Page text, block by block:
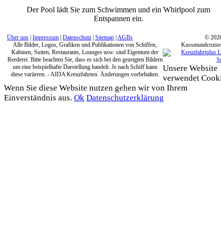
Der Pool lädt Sie zum Schwimmen und ein Whirlpool zum
Entspannen ein.
Über uns | Impressum | Datenschutz | Sitemap | AGBs
Alle Bilder, Logos, Grafiken und Publikationen von Schiffen,
Kabinen, Suiten, Restaurants, Lounges usw. sind Eigentum der
Reederei. Bitte beachten Sie, dass es sich bei den gezeigten Bildern
um eine beispielhafte Darstellung handelt. Je nach Schiff kann
diese variieren. - AIDA Kreuzfahrten. Änderungen vorbehalten.
©
Unsere Website
verwendet
Wenn Sie diese Website nutzen gehen wir von Ihrem
Einverständnis aus. Ok Datenschutzerklärung